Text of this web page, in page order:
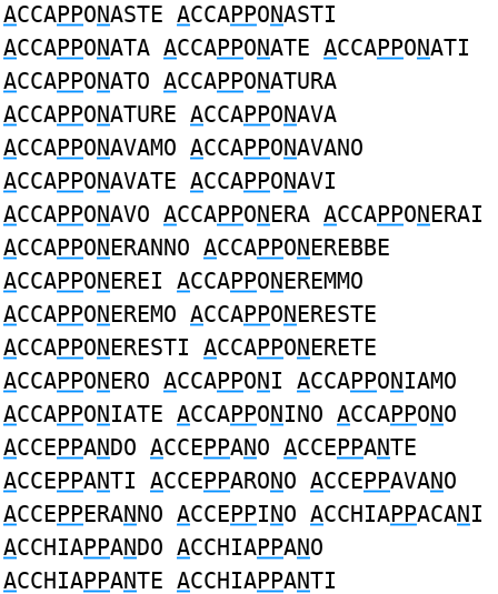
ACCAPPONASTE ACCAPPONASTI
ACCAPPONATA ACCAPPONATE ACCAPPONATI
ACCAPPONATO ACCAPPONATURA
ACCAPPONATURE ACCAPPONAVA
ACCAPPONAVAMO ACCAPPONAVANO
ACCAPPONAVATE ACCAPPONAVI
ACCAPPONAVO ACCAPPONERA ACCAPPONERAI
ACCAPPONERANNO ACCAPPONEREBBE
ACCAPPONEREI ACCAPPONEREMMO
ACCAPPONEREMO ACCAPPONERESTE
ACCAPPONERESTI ACCAPPONERETE
ACCAPPONERO ACCAPPONI ACCAPPONIAMO
ACCAPPONIATE ACCAPPONINO ACCAPPONO
ACCEPPANDO ACCEPPANO ACCEPPANTE
ACCEPPANTI ACCEPPARONO ACCEPPAVANO
ACCEPPERANNO ACCEPPINO ACCHIAPPACANI
ACCHIAPPANDO ACCHIAPPANO
ACCHIAPPANTE ACCHIAPPANTI